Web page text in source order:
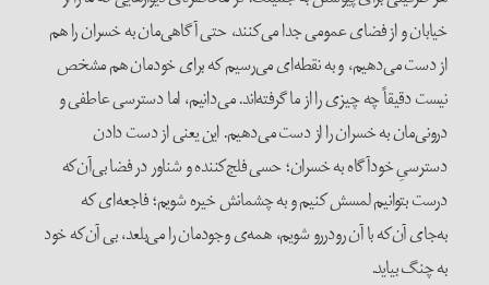
خیابان و از فضای عمومی جدا می‌کنند، حتی آگاهی‌مان به خسران را هم
از دست می‌دهیم، و به نقطه‌ای می‌رسیم که برای خودمان هم مشخص
نیست دقیقاً چه چیزی را از ما گرفته‌اند. می‌دانیم، اما دسترسی عاطفی و
درونی‌مان به خسران را از دست می‌دهیم. این یعنی از دست دادن
دسترسیِ خودآگاه به خسران؛ حسی فلج‌کننده و شناور در فضا بی‌آن‌که
درست بتوانیم لمسش کنیم و به چشمانش خیره شویم؛ فاجعه‌ای که
به‌جای آن‌که با آن رودررو شویم، همه‌ی وجودمان را می‌بلعد، بی آن‌که خود
به چنگ بیاید.